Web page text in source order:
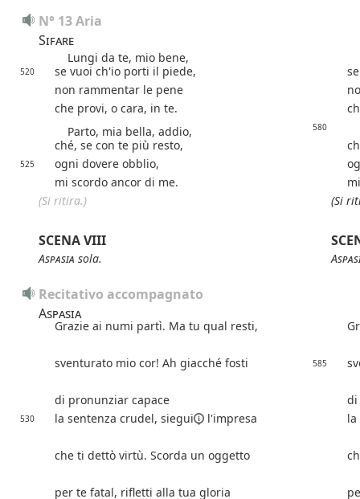
N° 13 Aria
Sifare
Lungi da te, mio bene,
520 se vuoi ch'io porti il piede,
non rammentar le pene
che provi, o cara, in te.
Parto, mia bella, addio,
580
ché, se con te più resto,
525 ogni dovere obblio,
mi scordo ancor di me.
(Si ritira.)
(Si
SCENA VIII
Aspasia sola.
Recitativo accompagnato
Aspasia
Grazie ai numi partì. Ma tu qual resti,
sventurato mio cor! Ah giacché fosti 585
di pronunziar capace di
530 la sentenza crudel, siegui l'impresa la
che ti dettò virtù. Scorda un oggetto
per te fatal, rifletti alla tua gloria